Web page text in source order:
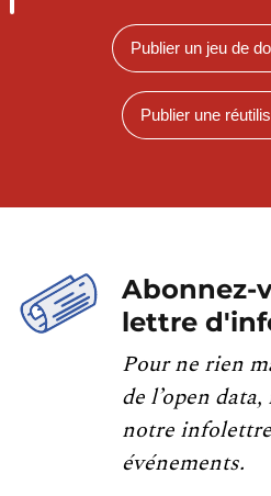
Publier un jeu de
Publier une
Abonnez-
lettre
Pour ne rien
de l’open
notre
événements.